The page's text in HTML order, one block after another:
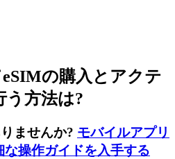
の購入とアクテ
う方法は?
ませんか? モバイルアプリ
な操作ガイドを入手する